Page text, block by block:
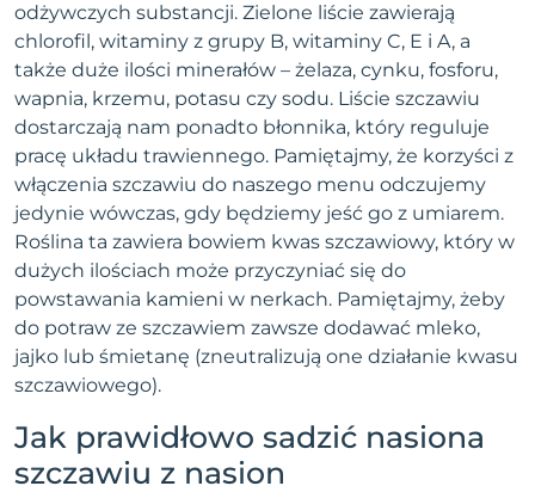
odżywczych substancji. Zielone liście zawierają
chlorofil, witaminy z grupy B, witaminy C, E i A, a
także duże ilości minerałów – żelaza, cynku, fosforu,
wapnia, krzemu, potasu czy sodu. Liście szczawiu
dostarczają nam ponadto błonnika, który reguluje
pracę układu trawiennego. Pamiętajmy, że korzyści z
włączenia szczawiu do naszego menu odczujemy
jedynie wówczas, gdy będziemy jeść go z umiarem.
Roślina ta zawiera bowiem kwas szczawiowy, który w
dużych ilościach może przyczyniać się do
powstawania kamieni w nerkach. Pamiętajmy, żeby
do potraw ze szczawiem zawsze dodawać mleko,
jajko lub śmietanę (zneutralizują one działanie kwasu
szczawiowego).
Jak prawidłowo sadzić nasiona
szczawiu z nasion